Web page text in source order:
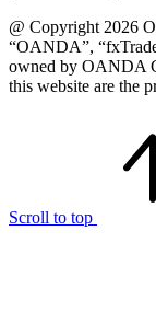
@ Copyright 2026
“OANDA”,
owned by OANDA
this website are the
Scroll to top